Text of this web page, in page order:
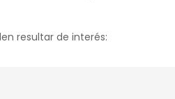
resultar de interés: